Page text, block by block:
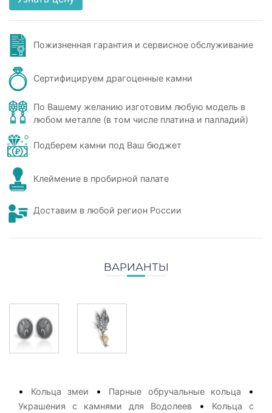
Пожизненная гарантия и сервисное обслуживание
Сертифицируем драгоценные камни
По Вашему желанию изготовим любую модель в
любом металле (в том числе платина и палладий)
Подберем камни под Ваш бюджет
Клеймение в пробирной палате
Доставим в любой регион России
ВАРИАНТЫ
• Кольца змеи • Парные обручальные кольца •
Украшения с камнями для Водолеев •
Кольца с